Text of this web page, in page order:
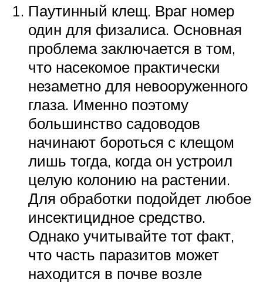
Паутинный клещ. Враг номер
один для физалиса. Основная
проблема заключается в том,
что насекомое практически
незаметно для невооруженного
глаза. Именно поэтому
большинство садоводов
начинают бороться с клещом
лишь тогда, когда он устроил
целую колонию на растении.
Для обработки подойдет любое
инсектицидное средство.
Однако учитывайте тот факт,
что часть паразитов может
находится в почве возле